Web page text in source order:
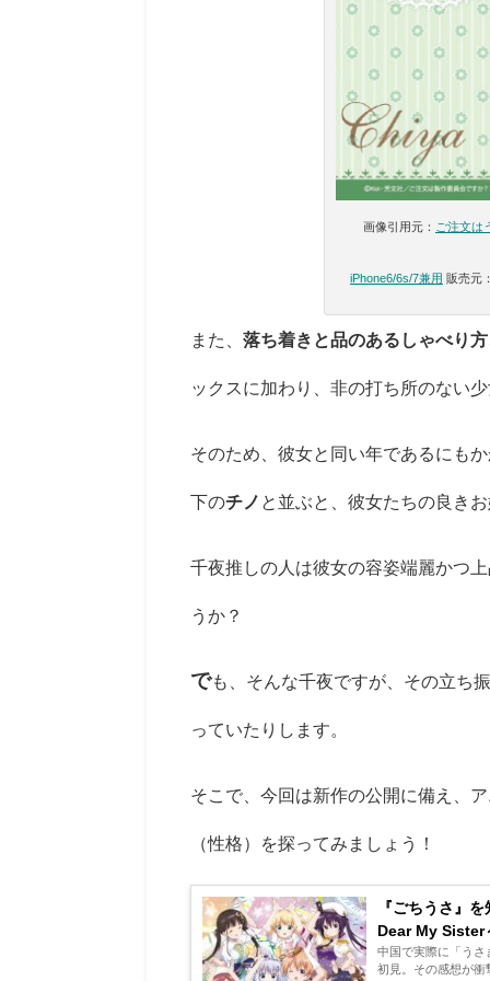
画像引用元： ご注文は
iPhone6/6s/7兼用 販売元
また、落ち着きと品のあるしゃべり方
ックスに加わり、非の打ち所のない
そのため、彼女と同い年であるにも
下のチノ と並ぶと、彼女たちの良き
千夜推しの人は彼女の容姿端麗かつ
うか？
でも、そんな千夜ですが、その立ち
っていたりします。
そこで、今回は新作の公開に備え、
（性格）を探ってみましょう！
『ごちうさ』
Dear My Sister
中国で実際に「う
初見。その感想が